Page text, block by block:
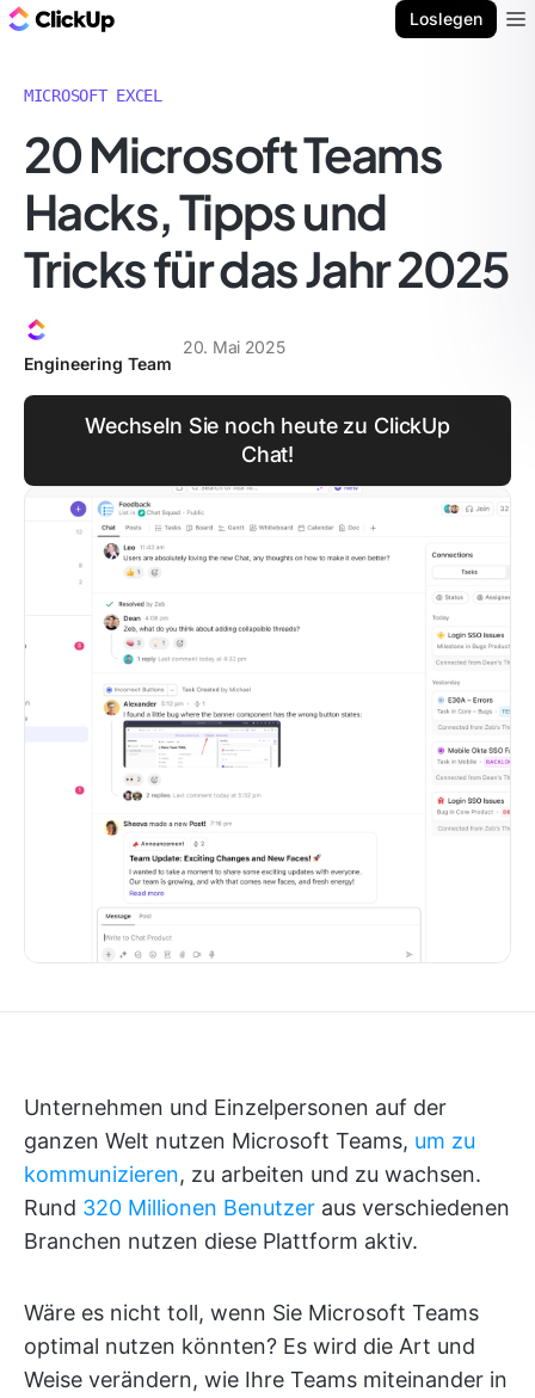
Loslegen
MICROSOFT EXCEL
20 Microsoft Teams
Hacks, Tipps und
Tricks für das Jahr 2025
Engineering Team
20. Mai 2025
Wechseln Sie noch heute zu ClickUp
Chat!
Unternehmen und Einzelpersonen auf der
ganzen Welt nutzen Microsoft Teams, um zu
kommunizieren, zu arbeiten und zu wachsen.
Rund 320 Millionen Benutzer aus verschiedenen
Branchen nutzen diese Plattform aktiv.
Wäre es nicht toll, wenn Sie Microsoft Teams
optimal nutzen könnten? Es wird die Art und
Weise verändern, wie Ihre Teams miteinander in